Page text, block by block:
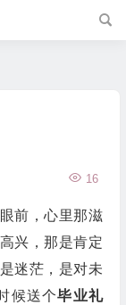
16
前，心里那滋
兴，那是肯定
迷茫，是对未
候送个毕业礼